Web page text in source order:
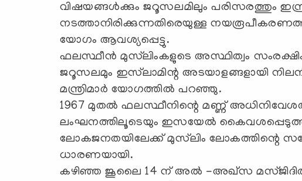
വിഷയങ്ങള്‍ക്കും ജറൂസലമിലും പരിസരത്തും
നടത്താനിരിക്കുന്നതിരെയുള്ള
യോഗം ആവശ്യപ്പെട്ടു.
ഫലസ്ഥീന്‍ മുസ്‌ലിംകളുടെ അസ്ഥിത്വം
ജറൂസലമും ഇസ്‌ലാമിന്റ അടയാളങ്ങളായി
മന്ത്രിമാര്‍ യോഗത്തില്‍ പറഞ്ഞു.
1967 മുതല്‍ ഫലസ്ഥീനിന്റെ മണ്ണ്
ലംഘനത്തിലൂടെയും ഇസയേല്‍
ലോകജനതയിലേക്ക് മുസ്‌ലിം ലോകത്തിന്റെ
ധാരണയായി.
കഴിഞ്ഞ ജൂലൈ 14 ന് അല്‍ -അഖ്‌സ മസ്ജിദില്‍